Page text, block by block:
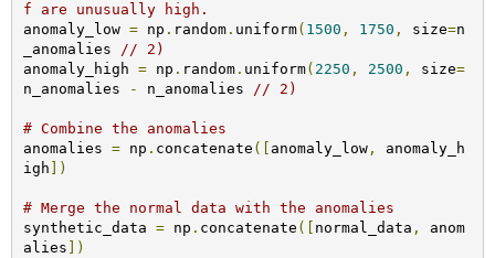
f are unusually high.
anomaly_low = np . random. uniform( 1500 , 1750 , size=n
_anomalies // 2)
anomaly_high = np . random. uniform( 2250 , 2500 , size=
n_anomalies
- n_anomalies // 2)
# Combine the anomalies
anomalies = np . concatenate ([ anomaly_low,
anomaly_h
igh ])
# Merge the normal data with the anomalies
synthetic_data = np . concatenate ([ normal_data ,
anom
alies ])